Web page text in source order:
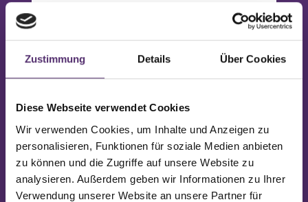
Zustimmung Details Über Cookies
Diese Webseite verwendet Cookies
Wir verwenden Cookies, um Inhalte und Anzeigen zu
personalisieren, Funktionen für soziale Medien anbieten
zu können und die Zugriffe auf unsere Website zu
analysieren. Außerdem geben wir Informationen zu Ihrer
Verwendung unserer Website an unsere Partner für
👉 Wenn du Teil einer solchen
melde dich gerne bei uns.
Gratis Probetraining unter 0676
584 00 53 vereinbaren.
#gemeinschaft #bewegung
#feelgood #gesundheit
#aktivbleiben
Åpne på Facebook